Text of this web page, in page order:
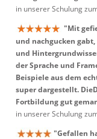
in unserer Schulung
"Mit
und nachgucken
und
der Sprache und
Beispiele aus dem
super dargestellt.
Fortbildung gut
in unserer Schulung
"Gefallen